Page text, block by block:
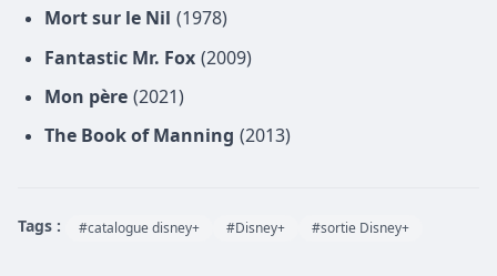
Mort sur le Nil (1978)
Fantastic Mr. Fox (2009)
Mon père (2021)
The Book of Manning (2013)
Tags : #catalogue disney+ #Disney+ #sortie Disney+